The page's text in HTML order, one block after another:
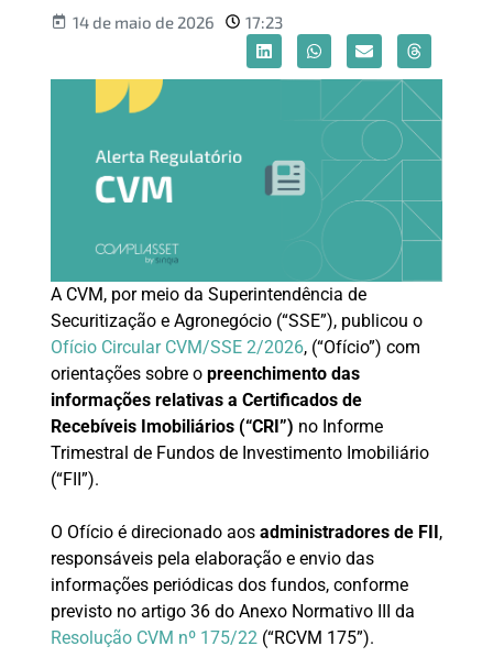
14 de maio de 2026 17:23
A CVM, por meio da Superintendência de
Securitização e Agronegócio (“SSE”), publicou o
Ofício Circular CVM/SSE 2/2026, (“Ofício”) com
orientações sobre o preenchimento das
informações relativas a Certificados de
Recebíveis Imobiliários (“CRI”) no Informe
Trimestral de Fundos de Investimento Imobiliário
(“FII”).
O Ofício é direcionado aos administradores de FII ,
responsáveis pela elaboração e envio das
informações periódicas dos fundos, conforme
previsto no artigo 36 do Anexo Normativo III da
Resolução CVM nº 175/22(“RCVM 175”).